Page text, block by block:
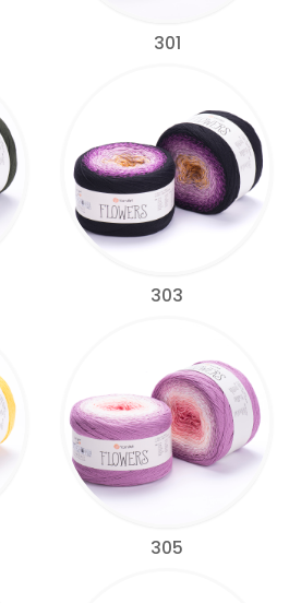
301
303
305